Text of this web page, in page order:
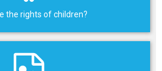
the rights of children?